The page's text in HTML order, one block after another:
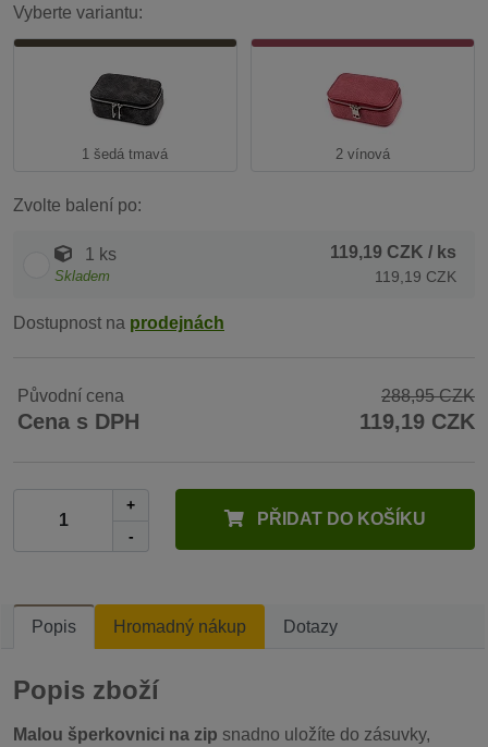
Vyberte variantu:
1 šedá tmavá 2 vínová
Zvolte balení po:
1 ks
Skladem
119,19 CZK / ks
119,19 CZK
Dostupnost na prodejnách
Původní cena 288,95 CZK
Cena s DPH 119,19 CZK
+
-
PŘIDAT DO KOŠÍKU
Popis Hromadný nákup Dotazy
Popis zboží
Malou šperkovnici na zip snadno uložíte do zásuvky,